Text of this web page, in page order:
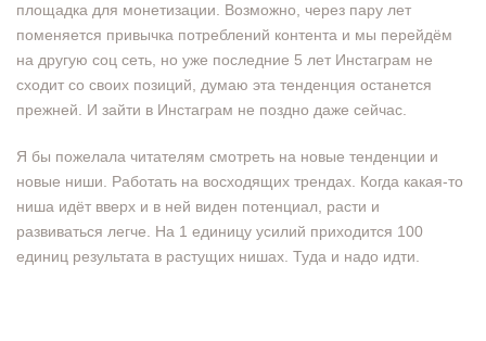
площадка для монетизации. Возможно, через пару лет
поменяется привычка потреблений контента и мы перейдём
на другую соц сеть, но уже последние 5 лет Инстаграм не
сходит со своих позиций, думаю эта тенденция останется
прежней. И зайти в Инстаграм не поздно даже сейчас.
Я бы пожелала читателям смотреть на новые тенденции и
новые ниши. Работать на восходящих трендах. Когда какая-то
ниша идёт вверх и в ней виден потенциал, расти и
развиваться легче. На 1 единицу усилий приходится 100
единиц результата в растущих нишах. Туда и надо идти.